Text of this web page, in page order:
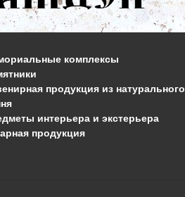
комплексы
продукция из натурального
интерьера и экстерьера
продукция